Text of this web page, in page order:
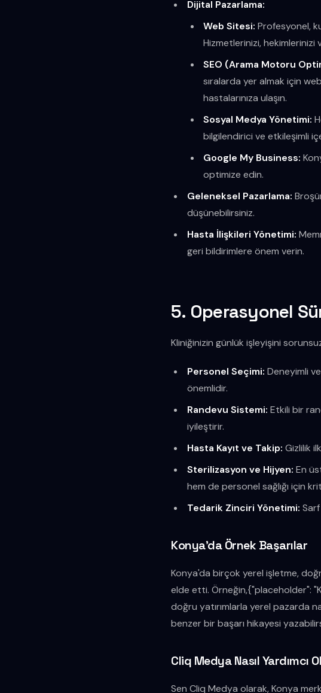
Dijital Pazarlama:
Web Sitesi: Profesyonel,
Hizmetlerinizi, hekimlerinizi
SEO (Arama Motoru
sıralarda yer almak için
hastalarınıza ulaşın.
Sosyal Medya Yönetimi:
bilgilendirici ve etkileşimli
Google My Business:
optimize edin.
Geleneksel Pazarlama:
düşünebilirsiniz.
Hasta İlişkileri Yönetimi:
geri bildirimlere önem verin.
5. Operasyonel
Kliniğinizin günlük işleyişini
Personel Seçimi: Deneyimli
önemlidir.
Randevu Sistemi: Etkili bir
iyileştirir.
Hasta Kayıt ve Takip: Gizlilik
Sterilizasyon ve Hijyen: En
hem de personel sağlığı için
Tedarik Zinciri Yönetimi:
Konya'da Örnek Başarılar
Konya'da birçok yerel işletme,
elde etti. Örneğin,{"placeholder":
doğru yatırımlarla yerel pazarda
benzer bir başarı hikayesi
Cliq Medya Nasıl Yardımcı
Sen Cliq Medya olarak, Konya